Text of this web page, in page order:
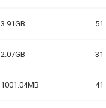
3.91GB 51
2.07GB 31
1001.04MB 41